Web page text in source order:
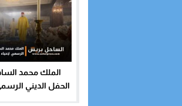
الملك محمد
الحفل الديني